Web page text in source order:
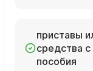
приставы
средства
пособия